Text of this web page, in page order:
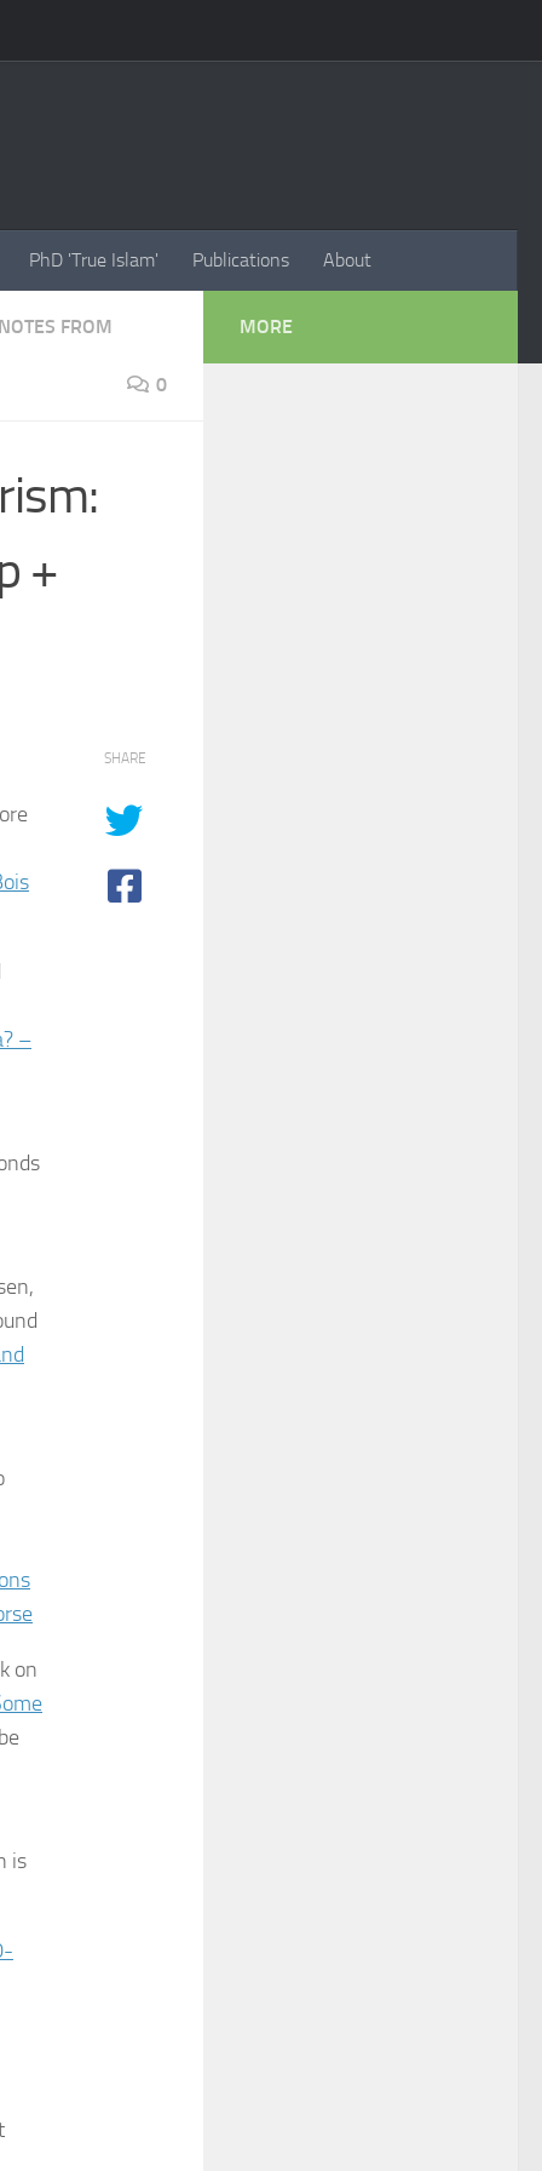
PhD 'True Islam' Publications About
NOTES FROM
0
+
–
on
is
SHARE
MORE